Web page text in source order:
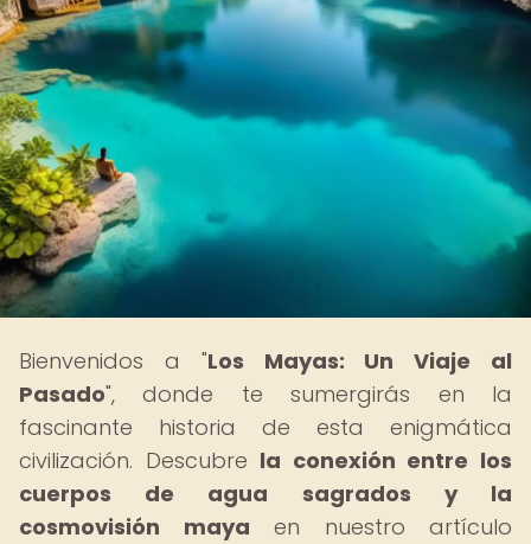
Bienvenidos a "Los Mayas: Un Viaje al
Pasado", donde te sumergirás en la
fascinante historia de esta enigmática
civilización. Descubre la conexión entre los
cuerpos de agua sagrados y la
cosmovisión maya en nuestro artículo